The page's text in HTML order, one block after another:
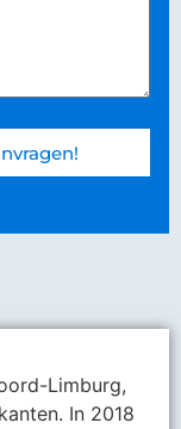
Limburg,
In 2018